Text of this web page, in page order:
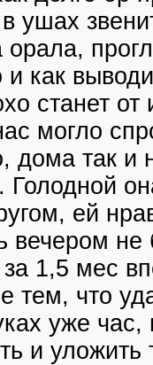
ушах
как
станет от
могло
дома так и
Голодной
ей
не
1,5 мес
тем, что
уже
и уложить